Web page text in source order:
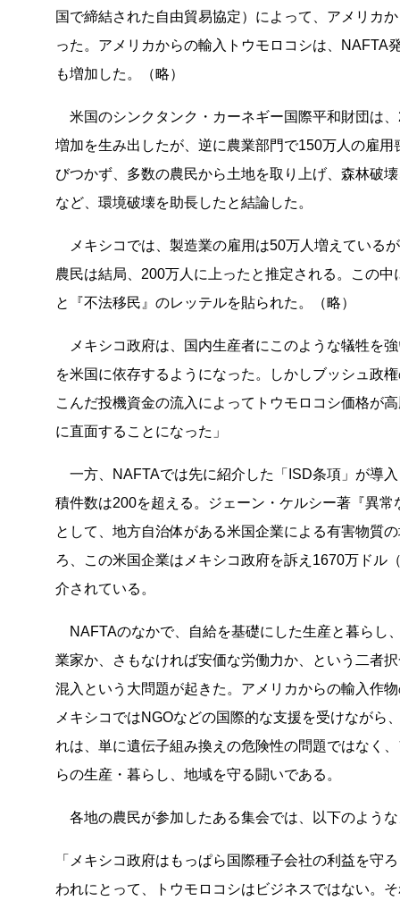
国で締結された自由貿易協定）によって、アメリカ
った。アメリカからの輸入トウモロコシは、NAFTA
も増加した。（略）
米国のシンクタンク・カーネギー国際平和財団は
増加を生み出したが、逆に農業部門で150万人の雇
びつかず、多数の農民から土地を取り上げ、森林破
など、環境破壊を助長したと結論した。
メキシコでは、製造業の雇用は50万人増えている
農民は結局、200万人に上ったと推定される。この
と『不法移民』のレッテルを貼られた。（略）
メキシコ政府は、国内生産者にこのような犠牲を
を米国に依存するようになった。しかしブッシュ政
こんだ投機資金の流入によってトウモロコシ価格が
に直面することになった」
一方、NAFTAでは先に紹介した「ISD条項」が導
積件数は200を超える。ジェーン・ケルシー著『異
として、地方自治体がある米国企業による有害物質
ろ、この米国企業はメキシコ政府を訴え1670万ドル
介されている。
NAFTAのなかで、自給を基礎にした生産と暮らし
業家か、さもなければ安価な労働力か、という二者
混入という大問題が起きた。アメリカからの輸入作
メキシコではNGOなどの国際的な支援を受けながら
れは、単に遺伝子組み換えの危険性の問題ではなく
らの生産・暮らし、地域を守る闘いである。
各地の農民が参加したある集会では、以下のよう
「メキシコ政府はもっぱら国際種子会社の利益を守
われにとって、トウモロコシはビジネスではない。